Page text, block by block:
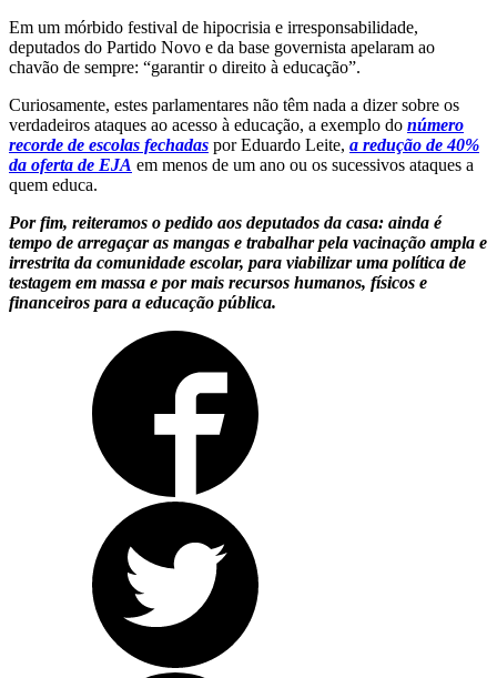
Em um mórbido festival de hipocrisia e irresponsabilidade,
deputados do Partido Novo e da base governista apelaram ao
chavão de sempre: “garantir o direito à educação”.
Curiosamente, estes parlamentares não têm nada a dizer sobre os
verdadeiros ataques ao acesso à educação, a exemplo do número
recorde de escolas fechadas por Eduardo Leite, a redução de 40%
da oferta de EJA em menos de um ano ou os sucessivos ataques a
quem educa.
Por fim, reiteramos o pedido aos deputados da casa: ainda é
tempo de arregaçar as mangas e trabalhar pela vacinação ampla e
irrestrita da comunidade escolar, para viabilizar uma política de
testagem em massa e por mais recursos humanos, físicos e
financeiros para a educação pública.